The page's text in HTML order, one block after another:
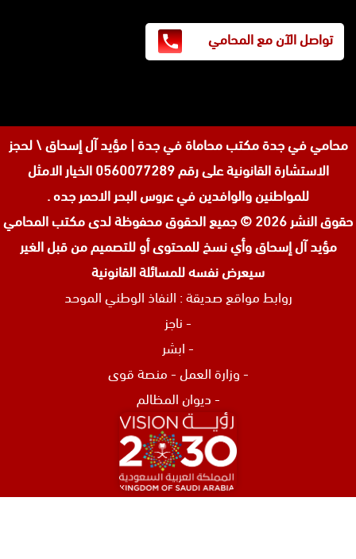
تواصل الآن مع المحامي
محامي في جدةمكتب محاماة في جدة | مؤيد آل إسحاق \ لحجز
الاستشارة القانونية على رقم 0560077289 الخيار الامثل
للمواطنين والوافدين في عروس البحر الاحمر جده .
حقوق النشر 2026 © جميع الحقوق محفوظة لدى
مكتب المحامي
مؤيد آل إسحاق وأي نسخ للمحتوى أو للتصميم من قبل الغير
سيعرض نفسه للمسائلة القانونية
روابط مواقع صديقة : النفاذ الوطني الموحد
-ناجز
-ابشر
-وزارة العمل-منصة قوى
-ديوان المظالم